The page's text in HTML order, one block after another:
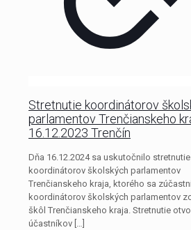
Stretnutie koordinátorov
parlamentov Trenčianskeho
16.12.2023 Trenčín
Dňa 16.12.2024 sa uskutočnilo stretnutie
koordinátorov školských parlamentov
Trenčianskeho kraja, ktorého sa
koordinátorov školských parlamentov
škôl Trenčianskeho kraja. Stretnutie
účastníkov